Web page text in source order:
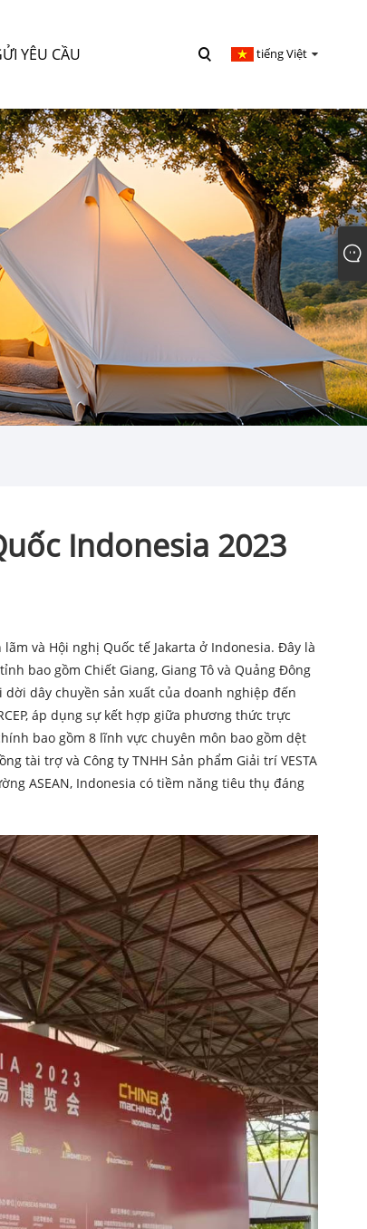
YÊU CẦU tiếng Việt
Indonesia 2023
và Hội nghị Quốc tế Jakarta ở Indonesia. Đây là
bao gồm Chiết Giang, Giang Tô và Quảng Đông
dây chuyền sản xuất của doanh nghiệp đến
áp dụng sự kết hợp giữa phương thức trực
bao gồm 8 lĩnh vực chuyên môn bao gồm dệt
tài trợ và Công ty TNHH Sản phẩm Giải trí VESTA
ASEAN, Indonesia có tiềm năng tiêu thụ đáng